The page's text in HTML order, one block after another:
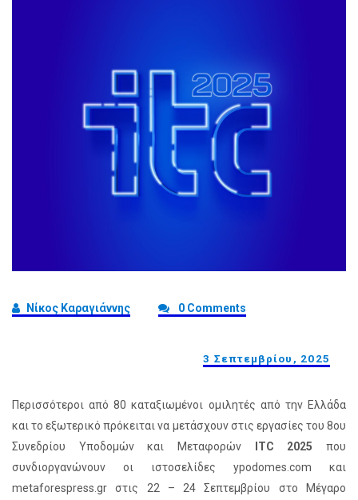
Νίκος Καραγιάννης 0 Comments
3 Σεπτεμβρίου, 2025
Περισσότεροι από 80 καταξιωμένοι ομιλητές από την Ελλάδα
και το εξωτερικό πρόκειται να μετάσχουν στις εργασίες του 8ου
Συνεδρίου Υποδομών και Μεταφορών
ITC 2025 που
συνδιοργανώνουν οι ιστοσελίδες ypodomes.com και
metaforespress.gr στις 22 – 24 Σεπτεμβρίου στο Μέγαρο